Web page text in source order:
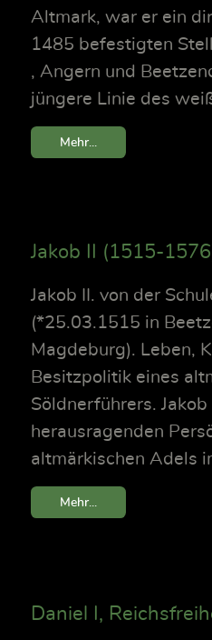
Altmark, war er ein
1485 befestigten
, Angern und
jüngere Linie des
Mehr...
Jakob II (1515-
Jakob II. von der
(*25.03.1515 in
Magdeburg). Leben,
Besitzpolitik eines
Söldnerführers.
herausragenden
altmärkischen Adels
Mehr...
Daniel I,